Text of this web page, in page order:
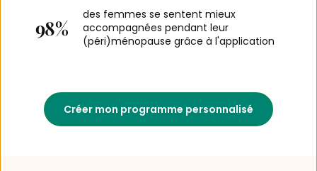
98%
des femmes se sentent mieux
accompagnées pendant leur
(péri)ménopause grâce à l'application
Créer mon programme personnalisé